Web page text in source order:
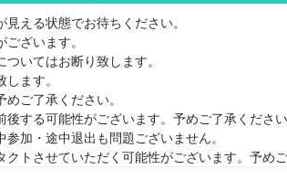
える状態でお待ちください。
ざいます。
いてはお断り致します。
ます。
ご了承ください。
する可能性がございます。予めご了承ください
加・途中退出も問題ございません。
トさせていただく可能性がございます。予めご